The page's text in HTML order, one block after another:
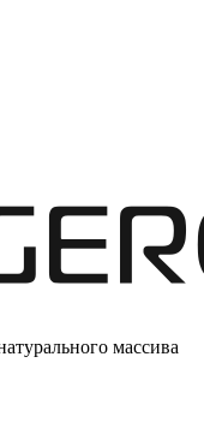
массива